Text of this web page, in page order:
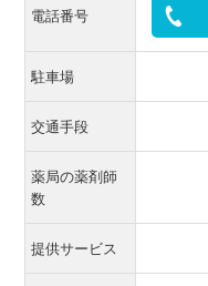
電話番号
駐車場
交通手段
薬局の薬剤師
数
提供サービス